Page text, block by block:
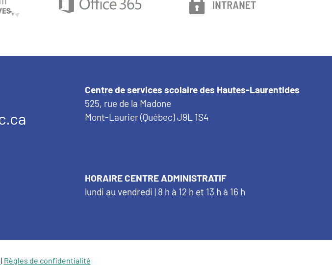
Centre de services scolaire des Hautes-Laurentides
525, rue de la Madone
Mont-Laurier (Québec) J9L 1S4
HORAIRE CENTRE ADMINISTRATIF
lundi au vendredi | 8 h à 12 h et 13 h à 16 h
| Règles de confidentialité